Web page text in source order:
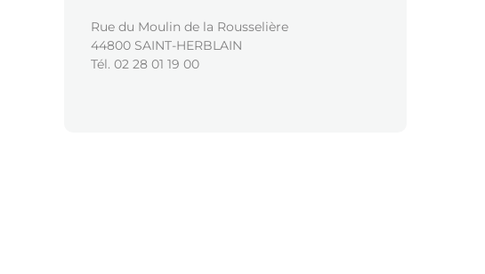
Rue du Moulin de la Rousselière
44800 SAINT-HERBLAIN
Tél. 02 28 01 19 00